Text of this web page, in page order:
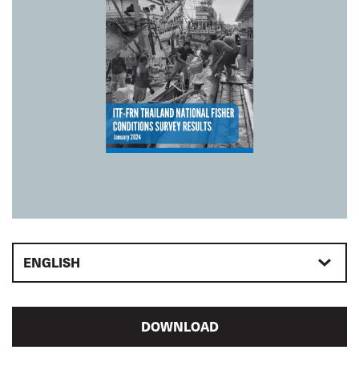
ENGLISH
DOWNLOAD